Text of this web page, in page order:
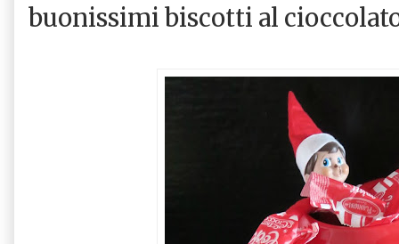
buonissimi biscotti al